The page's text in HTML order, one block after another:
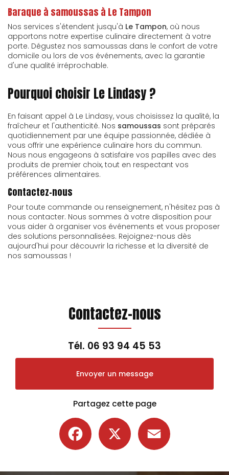
Baraque à samoussas à Le Tampon
Nos services s'étendent jusqu'à Le Tampon, où nous
apportons notre expertise culinaire directement à votre
porte. Dégustez nos samoussas dans le confort de votre
domicile ou lors de vos événements, avec la garantie
d'une qualité irréprochable.
Pourquoi choisir Le Lindasy ?
En faisant appel à Le Lindasy, vous choisissez la qualité, la
fraîcheur et l'authenticité. Nos samoussas sont préparés
quotidiennement par une équipe passionnée, dédiée à
vous offrir une expérience culinaire hors du commun.
Nous nous engageons à satisfaire vos papilles avec des
produits de premier choix, tout en respectant vos
préférences alimentaires.
Contactez-nous
Pour toute commande ou renseignement, n'hésitez pas à
nous contacter. Nous sommes à votre disposition pour
vous aider à organiser vos événements et vous proposer
des solutions personnalisées. Rejoignez-nous dès
aujourd'hui pour découvrir la richesse et la diversité de
nos samoussas !
Contactez-nous
Tél. 06 93 94 45 53
Envoyer un message
Partagez cette page
Facebook